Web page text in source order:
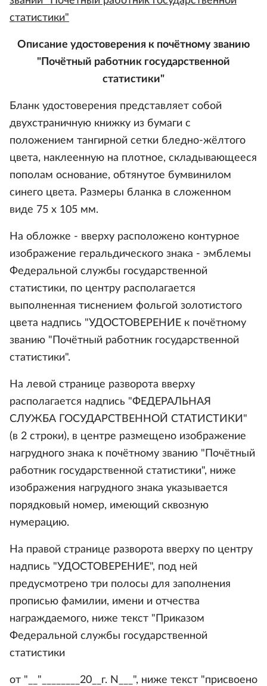
статистики"
Описание удостоверения к почётному званию
"Почётный работник государственной
статистики"
Бланк удостоверения представляет собой
двухстраничную книжку из бумаги с
положением тангирной сетки бледно-жёлтого
цвета, наклеенную на плотное, складывающееся
пополам основание, обтянутое бумвинилом
синего цвета. Размеры бланка в сложенном
виде 75 х 105 мм.
На обложке - вверху расположено контурное
изображение геральдического знака - эмблемы
Федеральной службы государственной
статистики, по центру располагается
выполненная тиснением фольгой золотистого
цвета надпись "УДОСТОВЕРЕНИЕ к почётному
званию "Почётный работник государственной
статистики".
На левой странице разворота вверху
располагается надпись "ФЕДЕРАЛЬНАЯ
СЛУЖБА ГОСУДАРСТВЕННОЙ СТАТИСТИКИ"
(в 2 строки), в центре размещено изображение
нагрудного знака к почётному званию "Почётный
работник государственной статистики", ниже
изображения нагрудного знака указывается
порядковый номер, имеющий сквозную
нумерацию.
На правой странице разворота вверху по центру
надпись "УДОСТОВЕРЕНИЕ", под ней
предусмотрено три полосы для заполнения
прописью фамилии, имени и отчества
награждаемого, ниже текст "Приказом
Федеральной службы государственной
статистики
от "__"________20__г. N___", ниже текст "присвоено